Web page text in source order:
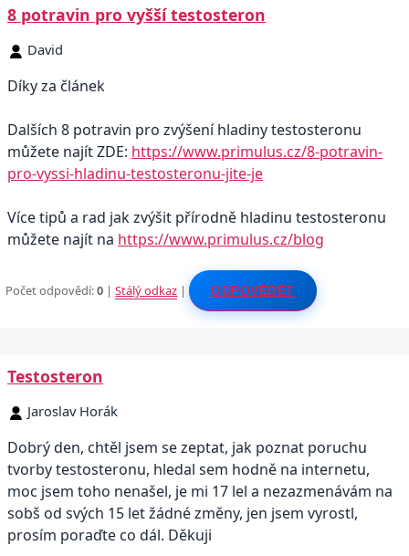
8 potravin pro vyšší testosteron
David
Díky za článek
Dalších 8 potravin pro zvýšení hladiny testosteronu
můžete najít ZDE: https://www.primulus.cz/8-potravin-
pro-vyssi-hladinu-testosteronu-jite-je
Více tipů a rad jak zvýšit přírodně hladinu testosteronu
můžete najít na https://www.primulus.cz/blog
Počet odpovědí:0 |Stálý odkaz | ODPOVĚDĚT
Testosteron
Jaroslav Horák
Dobrý den, chtěl jsem se zeptat, jak poznat poruchu
tvorby testosteronu, hledal sem hodně na internetu,
moc jsem toho nenašel, je mi 17 lel a nezazmenávám na
sobš od svých 15 let žádné změny, jen jsem vyrostl,
prosím poraďte co dál. Děkuji